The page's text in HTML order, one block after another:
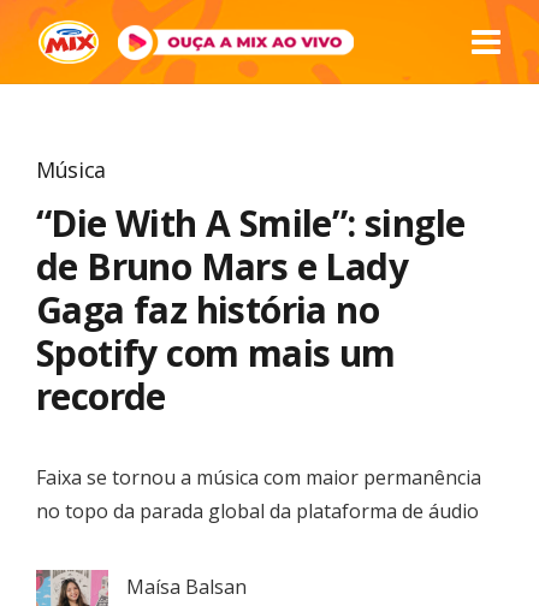
Música
“Die With A Smile”: single
de Bruno Mars e Lady
Gaga faz história no
Spotify com mais um
recorde
Faixa se tornou a música com maior permanência
no topo da parada global da plataforma de áudio
Maísa Balsan